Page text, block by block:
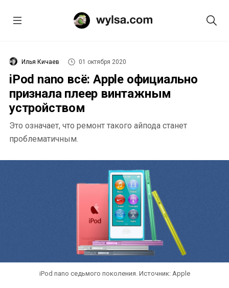
Илья Кичаев 01 октября 2020
iPod nano всё: Apple официально
признала плеер винтажным
устройством
Это означает, что ремонт такого айпода станет
проблематичным.
iPod nano седьмого поколения. Источник: Apple